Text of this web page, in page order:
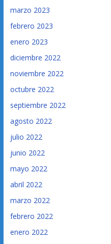
marzo 2023
febrero 2023
enero 2023
diciembre 2022
noviembre 2022
octubre 2022
septiembre 2022
agosto 2022
julio 2022
junio 2022
mayo 2022
abril 2022
marzo 2022
febrero 2022
enero 2022